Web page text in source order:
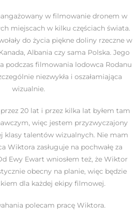
w filmowanie dronem w
miejscach w kilku częściach świata.
do życia piękne doliny rzeczne w
Albania czy sama Polska. Jego
podczas filmowania lodowca Rodanu
niezwykła i oszałamiająca
wizualnie.
20 lat i przez kilka lat byłem tam
więc jestem przyzwyczajony
klasy talentów wizualnych. Nie mam
Wiktora zasługuje na pochwałę za
Ewy Ewart wniosłem też, że Wiktor
obecny na planie, więc będzie
dla każdej ekipy filmowej.
polecam pracę Wiktora.